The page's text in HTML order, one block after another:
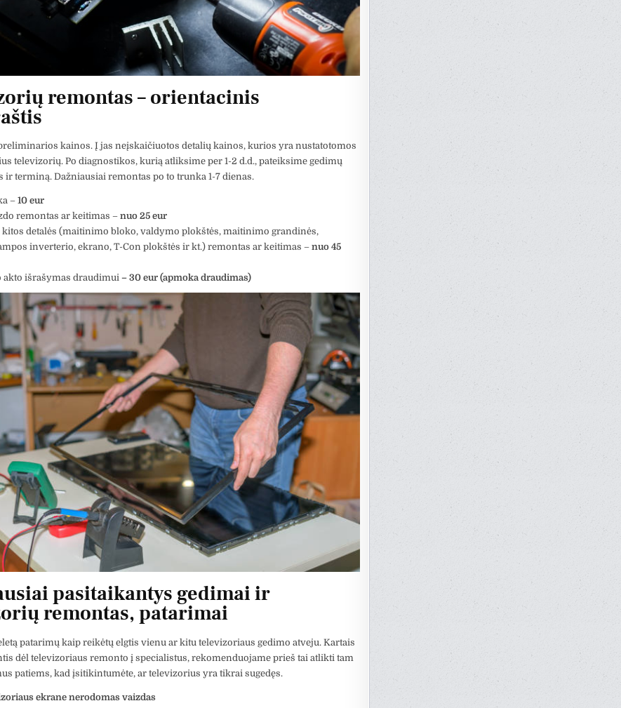
remontas – orientacinis
kainos. Į jas neįskaičiuotos detalių kainos, kurios yra nustatotomos
televizorių. Po diagnostikos, kurią atliksime per 1-2 d.d., pateiksime gedimų
ir terminą. Dažniausiai remontas po to trunka 1-7 dienas.
– 10 eur
remontas ar keitimas – nuo25 eur
kitos detalės (maitinimo bloko, valdymo plokštės, maitinimo grandinės,
inverterio, ekrano, T-Con plokštės ir kt.) remontas ar keitimas – nuo 45
akto išrašymas draudimui – 30 eur (apmoka draudimas)
pasitaikantys gedimai ir
remontas, patarimai
patarimų kaip reikėtų elgtis vienu ar kitu televizoriaus gedimo atveju. Kartais
dėl televizoriaus remonto į specialistus, rekomenduojame prieš tai atlikti tam
patiems, kad įsitikintumėte, ar televizorius yra tikrai sugedęs.
ekrane nerodomas vaizdas